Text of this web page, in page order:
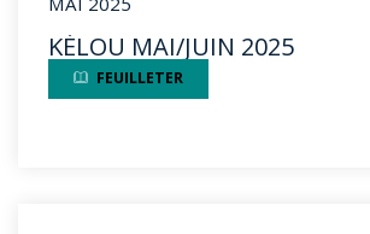
KÉLOU MAI/JUIN 2025
FEUILLETER